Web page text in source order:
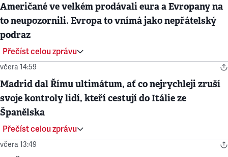
Američané ve velkém prodávali eura a Evropany na
to neupozornili. Evropa to vnímá jako nepřátelský
podraz
Přečíst celou zprávu
včera 14:59
Madrid dal Římu ultimátum, ať co nejrychleji zruší
svoje kontroly lidí, kteří cestují do Itálie ze
Španělska
Přečíst celou zprávu
včera 13:49